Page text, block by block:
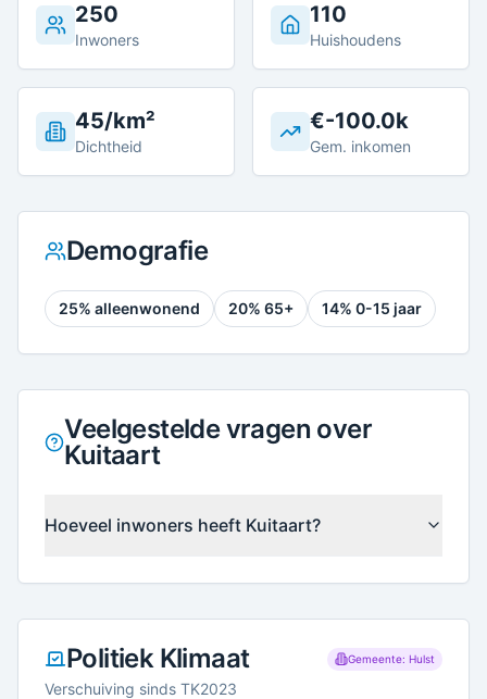
250
Inwoners
110
Huishoudens
45/km²
Dichtheid
€-100.0k
Gem. inkomen
Demografie
25% alleenwonend 20% 65+ 14% 0-15 jaar
Veelgestelde vragen over
Kuitaart
Hoeveel inwoners heeft Kuitaart?
Politiek Klimaat Gemeente: Hulst
Verschuiving sinds TK2023